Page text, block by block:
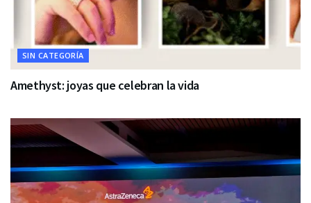
SIN CATEGORÍA
Amethyst: joyas que celebran la vida